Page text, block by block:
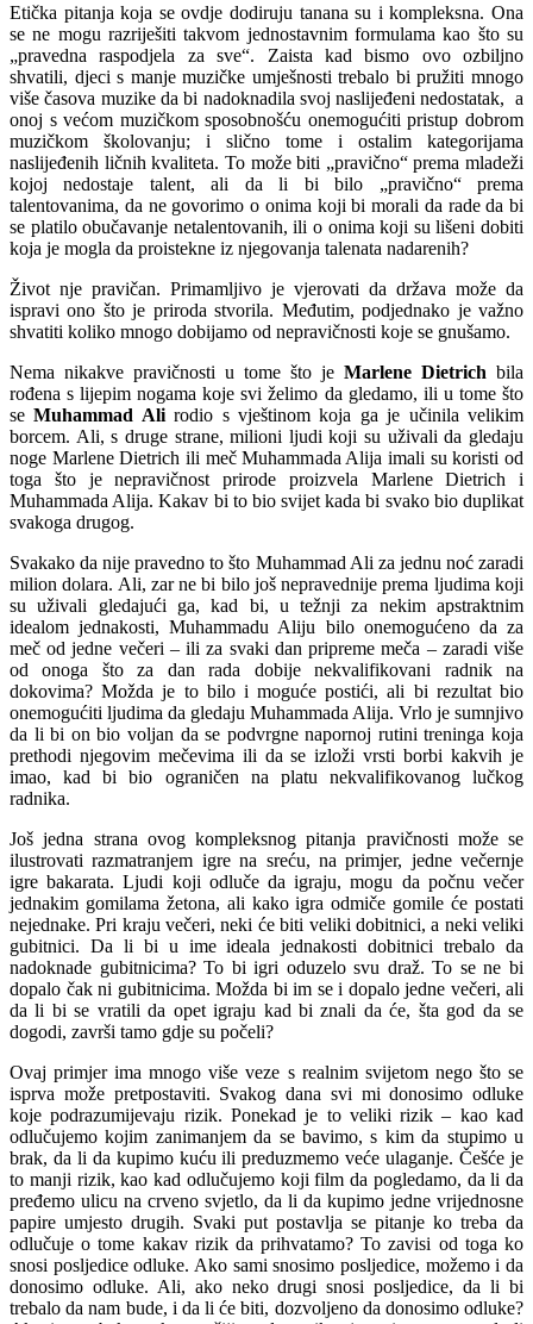
Etička pitanja koja se ovdje dodiruju tanana su i kompleksna. Ona
se ne mogu razriješiti takvom jednostavnim formulama kao što su
„pravedna raspodjela za sve“. Zaista kad bismo ovo ozbiljno
shvatili, djeci s manje muzičke umješnosti trebalo bi pružiti mnogo
više časova muzike da bi nadoknadila svoj naslijeđeni nedostatak, a
onoj s većom muzičkom sposobnošću onemogućiti pristup dobrom
muzičkom školovanju; i slično tome i ostalim kategorijama
naslijeđenih ličnih kvaliteta. To može biti „pravično“ prema mladeži
kojoj nedostaje talent, ali da li bi bilo „pravično“ prema
talentovanima, da ne govorimo o onima koji bi morali da rade da bi
se platilo obučavanje netalentovanih, ili o onima koji su lišeni dobiti
koja je mogla da proistekne iz njegovanja talenata nadarenih?
Život nje pravičan. Primamljivo je vjerovati da država može da
ispravi ono što je priroda stvorila. Međutim, podjednako je važno
shvatiti koliko mnogo dobijamo od nepravičnosti koje se gnušamo.
Nema nikakve pravičnosti u tome što je Marlene Dietrich bila
rođena s lijepim nogama koje svi želimo da gledamo, ili u tome što
seMuhammad Alirodio s vještinom koja ga je učinila velikim
borcem. Ali, s druge strane, milioni ljudi koji su uživali da gledaju
noge Marlene Dietrich ili meč Muhammada Alija imali su koristi od
toga što je nepravičnost prirode proizvela Marlene Dietrich i
Muhammada Alija. Kakav bi to bio svijet kada bi svako bio duplikat
svakoga drugog.
Svakako da nije pravedno to što Muhammad Ali za jednu noć zaradi
milion dolara. Ali, zar ne bi bilo još nepravednije prema ljudima koji
su uživali gledajući ga, kad bi, u težnji za nekim apstraktnim
idealom jednakosti, Muhammadu Aliju bilo onemogućeno da za
meč od jedne večeri – ili za svaki dan pripreme meča – zaradi više
od onoga što za dan rada dobije nekvalifikovani radnik na
dokovima? Možda je to bilo i moguće postići, ali bi rezultat bio
onemogućiti ljudima da gledaju Muhammada Alija. Vrlo je sumnjivo
da li bi on bio voljan da se podvrgne napornoj rutini treninga koja
prethodi njegovim mečevima ili da se izloži vrsti borbi kakvih je
imao, kad bi bio ograničen na platu nekvalifikovanog lučkog
radnika.
Još jedna strana ovog kompleksnog pitanja pravičnosti može se
ilustrovati razmatranjem igre na sreću, na primjer, jedne večernje
igre bakarata. Ljudi koji odluče da igraju, mogu da počnu večer
jednakim gomilama žetona, ali kako igra odmiče gomile će postati
nejednake. Pri kraju večeri, neki će biti veliki dobitnici, a neki veliki
gubitnici. Da li bi u ime ideala jednakosti dobitnici trebalo da
nadoknade gubitnicima? To bi igri oduzelo svu draž. To se ne bi
dopalo čak ni gubitnicima. Možda bi im se i dopalo jedne večeri, ali
da li bi se vratili da opet igraju kad bi znali da će, šta god da se
dogodi, završi tamo gdje su počeli?
Ovaj primjer ima mnogo više veze s realnim svijetom nego što se
isprva može pretpostaviti. Svakog dana svi mi donosimo odluke
koje podrazumijevaju rizik. Ponekad je to veliki rizik – kao kad
odlučujemo kojim zanimanjem da se bavimo, s kim da stupimo u
brak, da li da kupimo kuću ili preduzmemo veće ulaganje. Češće je
to manji rizik, kao kad odlučujemo koji film da pogledamo, da li da
pređemo ulicu na crveno svjetlo, da li da kupimo jedne vrijednosne
papire umjesto drugih. Svaki put postavlja se pitanje ko treba da
odlučuje o tome kakav rizik da prihvatamo? To zavisi od toga ko
snosi posljedice odluke. Ako sami snosimo posljedice, možemo i da
donosimo odluke. Ali, ako neko drugi snosi posljedice, da li bi
trebalo da nam bude, i da li će biti, dozvoljeno da donosimo odluke?